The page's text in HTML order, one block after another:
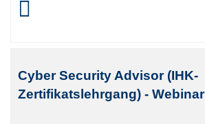
Cyber Security Advisor (IHK-
Zertifikatslehrgang) - Webinar